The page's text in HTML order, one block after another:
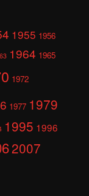
1955 1956
1964 1965
1972
1977 1979
1995 1996
2007